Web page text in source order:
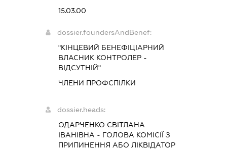
15.03.00
dossier.foundersAndBenef:
"КІНЦЕВИЙ БЕНЕФІЦІАРНИЙ
ВЛАСНИК КОНТРОЛЕР -
ВІДСУТНІЙ"
ЧЛЕНИ ПРОФСПІЛКИ
dossier.heads:
ОДАРЧЕНКО СВІТЛАНА
ІВАНІВНА - ГОЛОВА КОМІСІЇ З
ПРИПИНЕННЯ АБО ЛІКВІДАТОР